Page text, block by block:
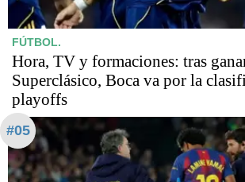
FÚTBOL.
Hora, TV y formaciones: tras
Superclásico, Boca va por la
playoffs
#05